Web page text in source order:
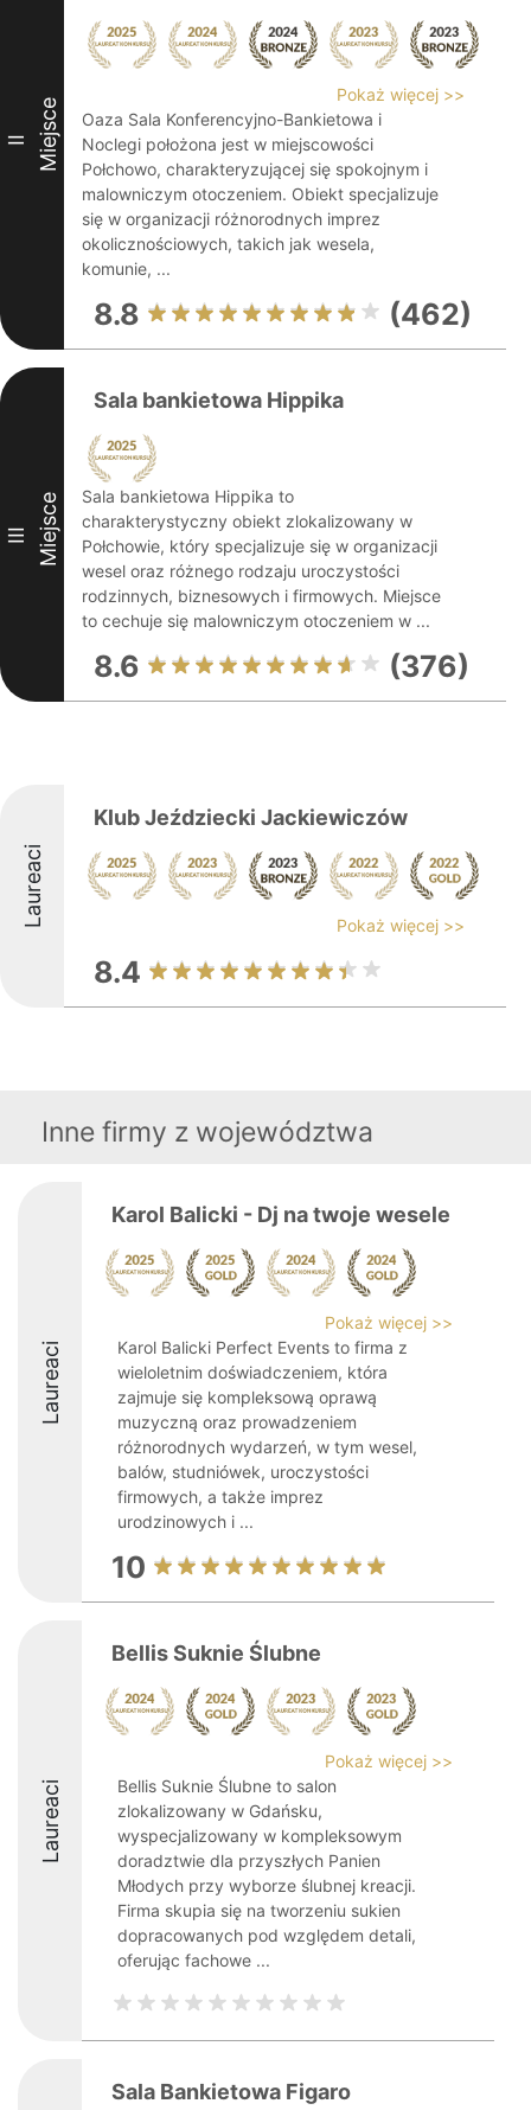
II Miejsce
Pokaż więcej >>
Oaza Sala Konferencyjno-Bankietowa i
Noclegi położona jest w miejscowości
Połchowo, charakteryzującej się spokojnym i
malowniczym otoczeniem. Obiekt specjalizuje
się w organizacji różnorodnych imprez
okolicznościowych, takich jak wesela,
komunie, ...
8.8 (462)
III Miejsce
Sala bankietowa Hippika
Sala bankietowa Hippika to
charakterystyczny obiekt zlokalizowany w
Połchowie, który specjalizuje się w organizacji
wesel oraz różnego rodzaju uroczystości
rodzinnych, biznesowych i firmowych. Miejsce
to cechuje się malowniczym otoczeniem w ...
8.6 (376)
Laureaci
Klub Jeździecki Jackiewiczów
Pokaż więcej >>
8.4
Inne firmy z województwa
Laureaci
Karol Balicki - Dj na twoje wesele
Pokaż więcej >>
Karol Balicki Perfect Events to firma z
wieloletnim doświadczeniem, która
zajmuje się kompleksową oprawą
muzyczną oraz prowadzeniem
różnorodnych wydarzeń, w tym wesel,
balów, studniówek, uroczystości
firmowych, a także imprez
urodzinowych i ...
10
Laureaci
Bellis Suknie Ślubne
Pokaż więcej >>
Bellis Suknie Ślubne to salon
zlokalizowany w Gdańsku,
wyspecjalizowany w kompleksowym
doradztwie dla przyszłych Panien
Młodych przy wyborze ślubnej kreacji.
Firma skupia się na tworzeniu sukien
dopracowanych pod względem detali,
oferując fachowe ...
Sala Bankietowa Figaro